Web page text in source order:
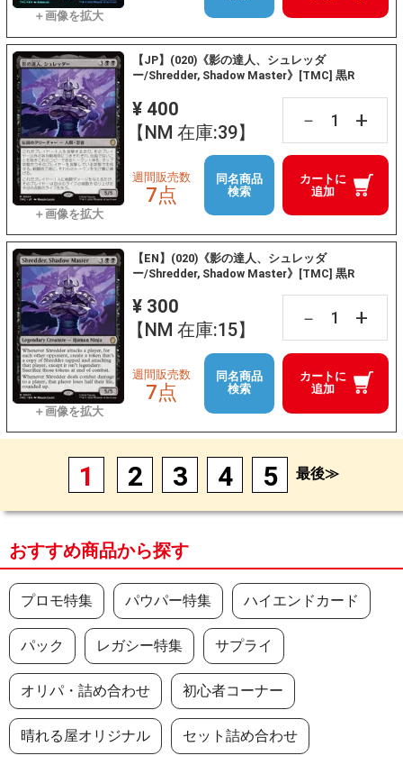
【JP】(020)《影の達人、シュレッダ
ー/Shredder, Shadow Master》[TMC] 黒R
¥ 400
【NM 在庫:39】
－ +
カートに
追加
週間販売数
7点
同名商品
検索
【EN】(020)《影の達人、シュレッダ
ー/Shredder, Shadow Master》[TMC] 黒R
¥ 300
【NM 在庫:15】
－ +
カートに
追加
週間販売数
7点
同名商品
検索
1 2 3 4 5 最後≫
おすすめ商品から探す
プロモ特集 パウパー特集 ハイエンドカード
パック レガシー特集 サプライ
オリパ・詰め合わせ 初心者コーナー
晴れる屋オリジナル セット詰め合わせ